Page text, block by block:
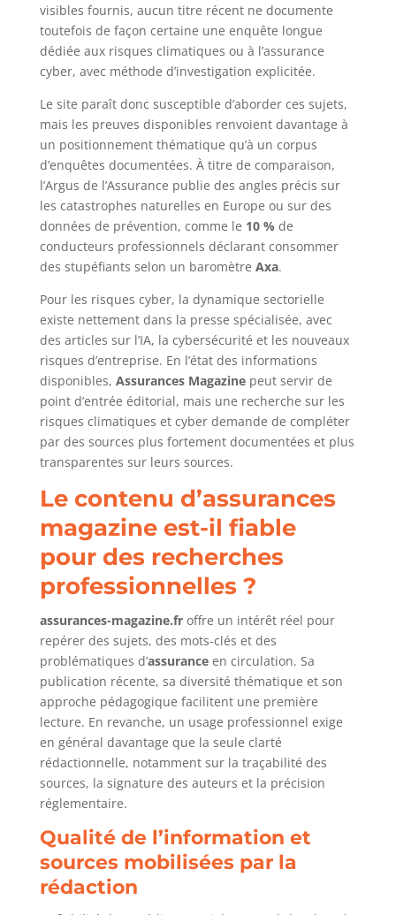
visibles fournis, aucun titre récent ne documente
toutefois de façon certaine une enquête longue
dédiée aux risques climatiques ou à l’assurance
cyber, avec méthode d’investigation explicitée.
Le site paraît donc susceptible d’aborder ces sujets,
mais les preuves disponibles renvoient davantage à
un positionnement thématique qu’à un corpus
d’enquêtes documentées. À titre de comparaison,
l’Argus de l’Assurance publie des angles précis sur
les catastrophes naturelles en Europe ou sur des
données de prévention, comme le 10 % de
conducteurs professionnels déclarant consommer
des stupéfiants selon un baromètre Axa.
Pour les risques cyber, la dynamique sectorielle
existe nettement dans la presse spécialisée, avec
des articles sur l’IA, la cybersécurité et les nouveaux
risques d’entreprise. En l’état des informations
disponibles, Assurances Magazinepeut servir de
point d’entrée éditorial, mais une recherche sur les
risques climatiques et cyber demande de compléter
par des sources plus fortement documentées et plus
transparentes sur leurs sources.
Le contenu d’assurances
magazine est-il fiable
pour des recherches
professionnelles ?
assurances-magazine.froffre un intérêt réel pour
repérer des sujets, des mots-clés et des
problématiques d’assuranceen circulation. Sa
publication récente, sa diversité thématique et son
approche pédagogique facilitent une première
lecture. En revanche, un usage professionnel exige
en général davantage que la seule clarté
rédactionnelle, notamment sur la traçabilité des
sources, la signature des auteurs et la précision
réglementaire.
Qualité de l’information et
sources mobilisées par la
rédaction